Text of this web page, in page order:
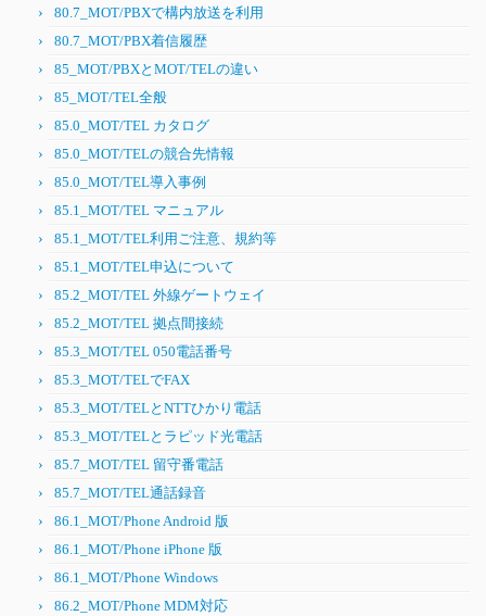
80.7_MOT/PBXで構内放送を利用
80.7_MOT/PBX着信履歴
85_MOT/PBXとMOT/TELの違い
85_MOT/TEL全般
85.0_MOT/TEL カタログ
85.0_MOT/TELの競合先情報
85.0_MOT/TEL導入事例
85.1_MOT/TEL マニュアル
85.1_MOT/TEL利用ご注意、規約等
85.1_MOT/TEL申込について
85.2_MOT/TEL 外線ゲートウェイ
85.2_MOT/TEL 拠点間接続
85.3_MOT/TEL 050電話番号
85.3_MOT/TELでFAX
85.3_MOT/TELとNTTひかり電話
85.3_MOT/TELとラピッド光電話
85.7_MOT/TEL 留守番電話
85.7_MOT/TEL通話録音
86.1_MOT/Phone Android 版
86.1_MOT/Phone iPhone 版
86.1_MOT/Phone Windows
86.2_MOT/Phone MDM対応